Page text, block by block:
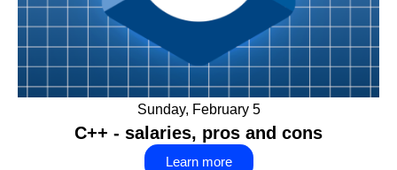
Sunday, February 5
C++ - salaries, pros and cons
Learn more